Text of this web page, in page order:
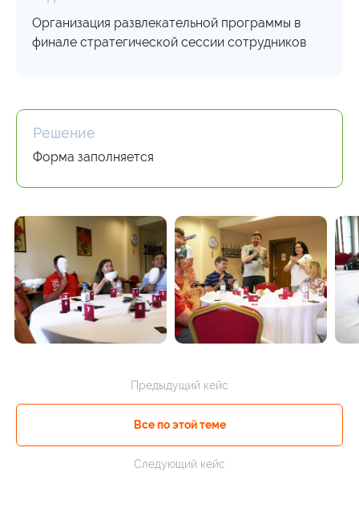
Организация развлекательной программы в
финале стратегической сессии сотрудников
Решение
Форма заполняется
Предыдущий кейс
Все по этой теме
Следующий кейс